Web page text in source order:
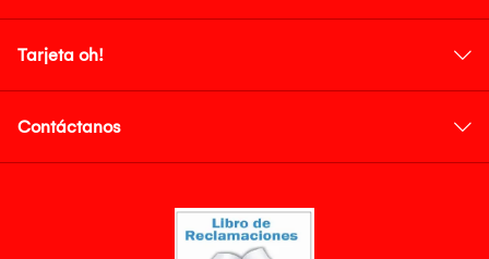
Tarjeta oh!
Contáctanos